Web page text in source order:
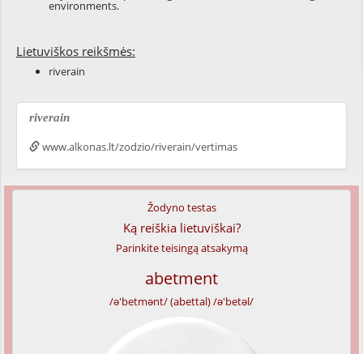
environments.
Lietuviškos reikšmės:
riverain
riverain
www.alkonas.lt/zodzio/riverain/vertimas
Žodyno testas
Ką reiškia lietuviškai?
Parinkite teisingą atsakymą
abetment
/ə'betmənt/ (abettal) /ə'betəl/